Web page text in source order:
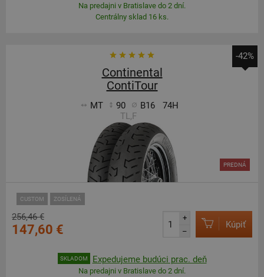
Na predajni v Bratislave do 2 dní.
Centrálny sklad 16 ks.
-42%
Continental
ContiTour
MT 90 B16
74H
TL,F
CUSTOM ZOSÍLENÁ
PREDNÁ
256,46 €
147,60 €
+
–
Kúpiť
SKLADOM Expedujeme budúci prac. deň
Na predajni v Bratislave do 2 dní.